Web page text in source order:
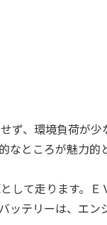
ず、環境負荷が
なところが魅力
して走ります。
ッテリーは、エ